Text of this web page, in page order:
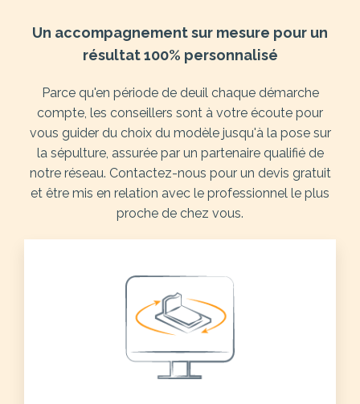
Un accompagnement sur mesure pour un
résultat 100% personnalisé
Parce qu'en période de deuil chaque démarche
compte, les conseillers sont à votre écoute pour
vous guider du choix du modèle jusqu'à la pose sur
la sépulture, assurée par un partenaire qualifié de
notre réseau. Contactez-nous pour un devis gratuit
et être mis en relation avec le professionnel le plus
proche de chez vous.